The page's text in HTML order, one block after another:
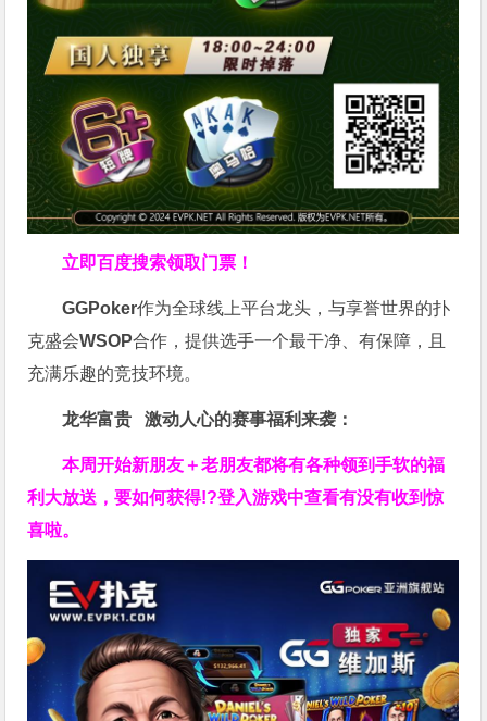
立即百度搜索领取门票！
GGPoker作为全球线上平台龙头，与享誉世界的扑
克盛会WSOP合作，提供选手一个最干净、有保障，且
充满乐趣的竞技环境。
龙华富贵 激动人心的赛事福利来袭：
本周开始新朋友＋老朋友都将有各种领到手软的福
利大放送，要如何获得!?登入游戏中查看有没有收到惊
喜啦。